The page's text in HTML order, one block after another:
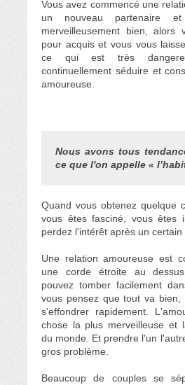
Vous avez commencé une
un nouveau partenaire
merveilleusement bien, alors
pour acquis et vous vous
ce qui est très
continuellement séduire et
amoureuse.
Nous avons tous
ce que l'on appelle «
Quand vous obtenez quelque
vous êtes fasciné, vous êtes
perdez l’intérêt après un certain
Une relation amoureuse est
une corde étroite au
pouvez tomber facilement
vous pensez que tout va bien,
s'effondrer rapidement.
chose la plus merveilleuse et
du monde. Et prendre l'un
gros problème.
Beaucoup de couples se